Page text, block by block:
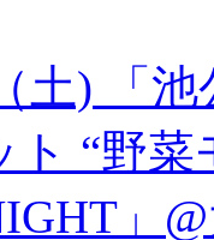
土) 「
ト “野
」